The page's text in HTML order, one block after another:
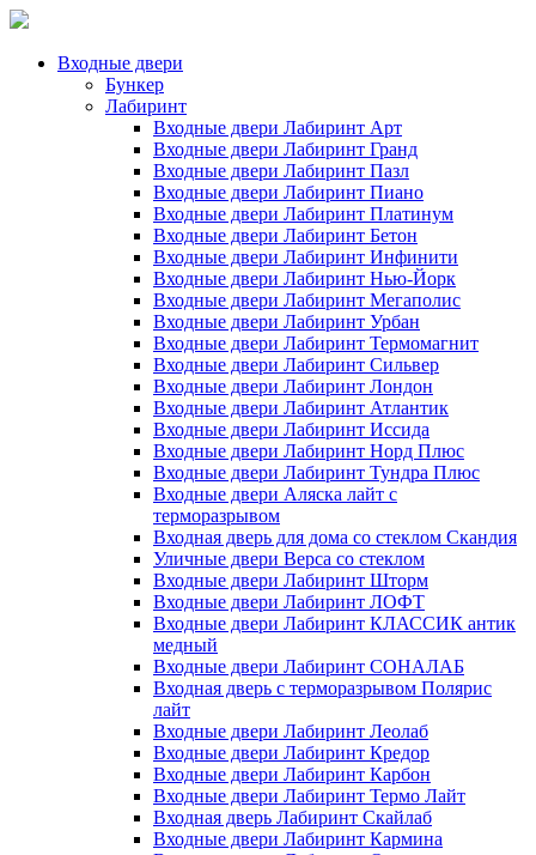
Входные двери
Бункер
Лабиринт
Входные двери Лабиринт Арт
Входные двери Лабиринт Гранд
Входные двери Лабиринт Пазл
Входные двери Лабиринт Пиано
Входные двери Лабиринт Платинум
Входные двери Лабиринт Бетон
Входные двери Лабиринт Инфинити
Входные двери Лабиринт Нью-Йорк
Входные двери Лабиринт Мегаполис
Входные двери Лабиринт Урбан
Входные двери Лабиринт Термомагнит
Входные двери Лабиринт Сильвер
Входные двери Лабиринт Лондон
Входные двери Лабиринт Атлантик
Входные двери Лабиринт Иссида
Входные двери Лабиринт Норд Плюс
Входные двери Лабиринт Тундра Плюс
Входные двери Аляска лайт с
терморазрывом
Входная дверь для дома со стеклом Скандия
Уличные двери Верса со стеклом
Входные двери Лабиринт Шторм
Входные двери Лабиринт ЛОФТ
Входные двери Лабиринт КЛАССИК антик
медный
Входные двери Лабиринт СОНАЛАБ
Входная дверь с терморазрывом Полярис
лайт
Входные двери Лабиринт Леолаб
Входные двери Лабиринт Кредор
Входные двери Лабиринт Карбон
Входные двери Лабиринт Термо Лайт
Входная дверь Лабиринт Скайлаб
Входные двери Лабиринт Кармина